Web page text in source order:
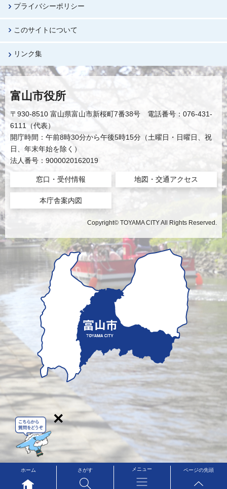
ホーム さがす メニュー ページの先頭
プライバシーポリシー
このサイトについて
リンク集
富山市役所
〒930-8510 富山県富山市新桜町7番38号 電話番号：076-431-
6111（代表）
開庁時間：午前8時30分から午後5時15分（土曜日・日曜日、祝
日、年末年始を除く）
法人番号：9000020162019
窓口・受付情報 地図・交通アクセス
本庁舎案内図
Copyright© TOYAMA CITY All Rights Reserved.
×